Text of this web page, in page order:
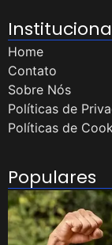
Home
Contato
Sobre Nós
Políticas de
Políticas de
Populares